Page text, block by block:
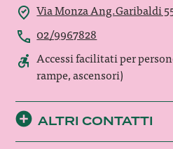
Via Monza Ang.Garibaldi
02/9967828
Accessi facilitati per
rampe, ascensori)
ALTRI CONTATTI